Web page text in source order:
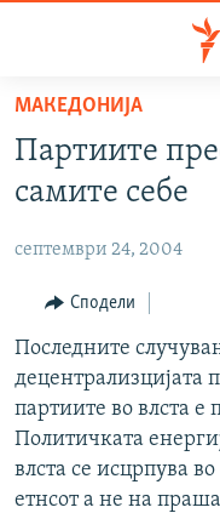
Оди
содржината
Оди
главната
Премини
на
пребарување
СВЕТ
ВЕСТИ
ШТО ТРЕБА ДА
ПРИЈАВИ СЕ ЗА
ПОДКАСТ ЗОШТО?
МАКЕДОНИЈА
Партиите
самите себе
септември 24, 2004
Сподели
Последните
децентрализцијата
партиите во влста
Политичката
влста се исцрпува
етнсот а не на